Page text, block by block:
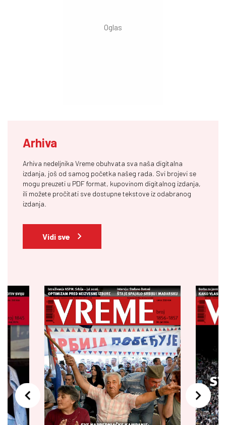
Arhiva
Arhiva nedeljnika Vreme obuhvata sva naša digitalna
izdanja, još od samog početka našeg rada. Svi brojevi se
mogu preuzeti u PDF format, kupovinom digitalnog izdanja,
ili možete pročitati sve dostupne tekstove iz odabranog
izdanja.
Vidi sve